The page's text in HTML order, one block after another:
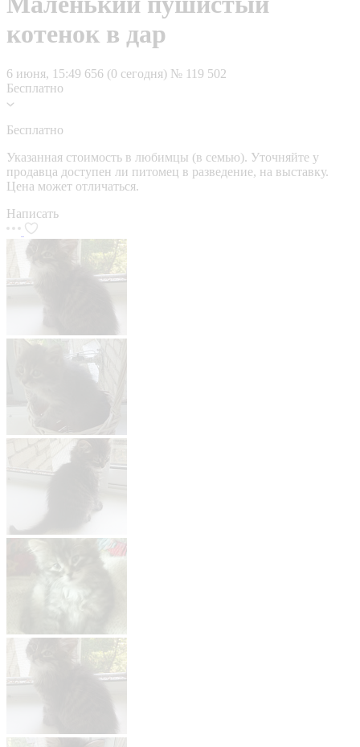
котенок в дар
6 июня, 15:49 656 (0 сегодня) № 119 502
Бесплатно
Бесплатно
Указанная стоимость в любимцы (в семью). Уточняйте у
продавца доступен ли питомец в разведение, на выставку.
Цена может отличаться.
Написать